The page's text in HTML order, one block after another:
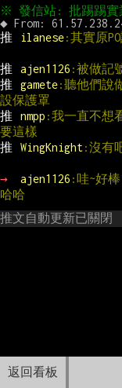
返回看板
推
ilanese:其實原
推 ajen1126 :被做記
推
gamete:聽他們說
設保護罩
推
nmpp :我一直不想
要這樣
推
WingKnight:沒有
→ ajen1126 :哇~好
哈哈
推文自動更新已關閉